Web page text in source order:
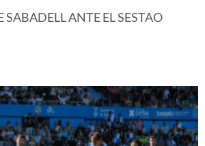
SABADELL ANTE EL SESTAO